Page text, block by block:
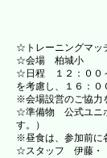
☆トレーニングマッ
☆会場 柏城小
☆日程 １２：００
を考慮し、１６：０
※会場設営のご協力
☆準備物 公式ユニ
す。）
※昼食は、参加前に
☆スタッフ 伊藤・